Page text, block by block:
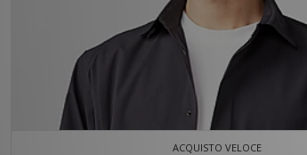
ACQUISTO VELOCE